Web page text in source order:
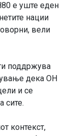
е уште еден
нации
вели
поддржува
дека ОН
и се
сите.
контекст,